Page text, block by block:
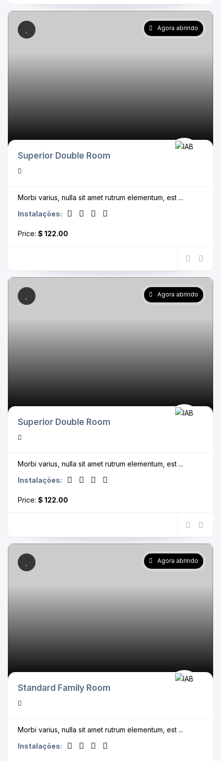
Agora abrindo
Superior Double Room
Morbi varius, nulla sit amet rutrum elementum, est ...
Instalações:
Price: $ 122.00
Agora abrindo
Superior Double Room
Morbi varius, nulla sit amet rutrum elementum, est ...
Instalações:
Price: $ 122.00
Agora abrindo
Standard Family Room
Morbi varius, nulla sit amet rutrum elementum, est ...
Instalações: